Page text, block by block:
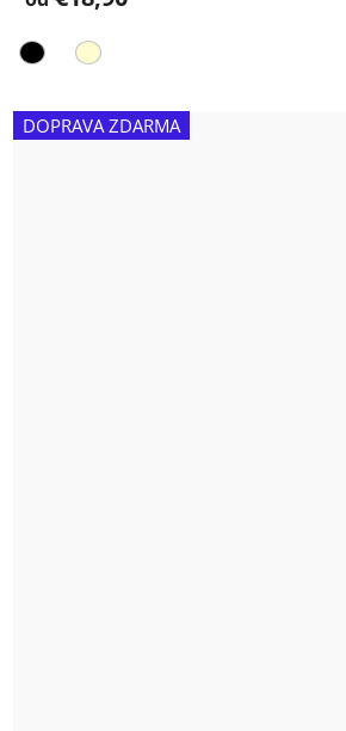
DOPRAVA ZDARMA